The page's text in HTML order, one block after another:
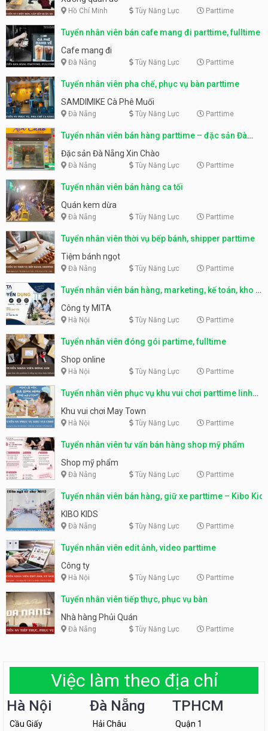
Hồ Chí Minh Tùy Năng Lực Parttime
Tuyển nhân viên bán cafe mang đi parttime, fulltime
Cafe mang đi
Đà Nẵng Tùy Năng Lực Parttime
Tuyển nhân viên pha chế, phục vụ bàn parttime
SAMDIMIKE Cà Phê Muối
Đà Nẵng Tùy Năng Lực Parttime
Tuyển nhân viên bán hàng parttime – đặc sản Đà
Nẵng
Đặc sản Đà Nẵng Xin Chào
Đà Nẵng Tùy Năng Lực Parttime
Tuyển nhân viên bán hàng ca tối
Quán kem dừa
Đà Nẵng Tùy Năng Lực Parttime
Tuyển nhân viên thời vụ bếp bánh, shipper parttime
Tiệm bánh ngọt
Đà Nẵng Tùy Năng Lực Parttime
Tuyển nhân viên bán hàng, marketing, kế toán, kho –
parttime, fulltime
Công ty MITA
Hà Nội Tùy Năng Lực Parttime
Tuyển nhân viên đóng gói partime, fulltime
Shop online
Hà Nội Tùy Năng Lực Parttime
Tuyển nhân viên phục vụ khu vui chơi parttime linh
động
Khu vui chơi May Town
Hà Nội Tùy Năng Lực Parttime
Tuyển nhân viên tư vấn bán hàng shop mỹ phẩm
Shop mỹ phẩm
Đà Nẵng Tùy Năng Lực Parttime
Tuyển nhân viên bán hàng, giữ xe parttime – Kibo Kid
KIBO KIDS
Đà Nẵng Tùy Năng Lực Parttime
Tuyển nhân viên edit ảnh, video parttime
Công ty
Hà Nội Tùy Năng Lực Parttime
Tuyển nhân viên tiếp thực, phục vụ bàn
Nhà hàng Phủi Quán
Đà Nẵng Tùy Năng Lực Parttime
Việc làm theo địa chỉ
Hà Nội
Cầu Giấy
Đà Nẵng
Hải Châu
TPHCM
Quận 1